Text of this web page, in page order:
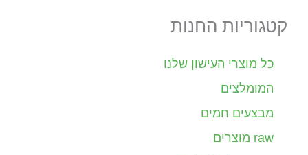
קטגוריות החנות
כל מוצרי העישון שלנו
המומלצים
מבצעים חמים
raw מוצרים